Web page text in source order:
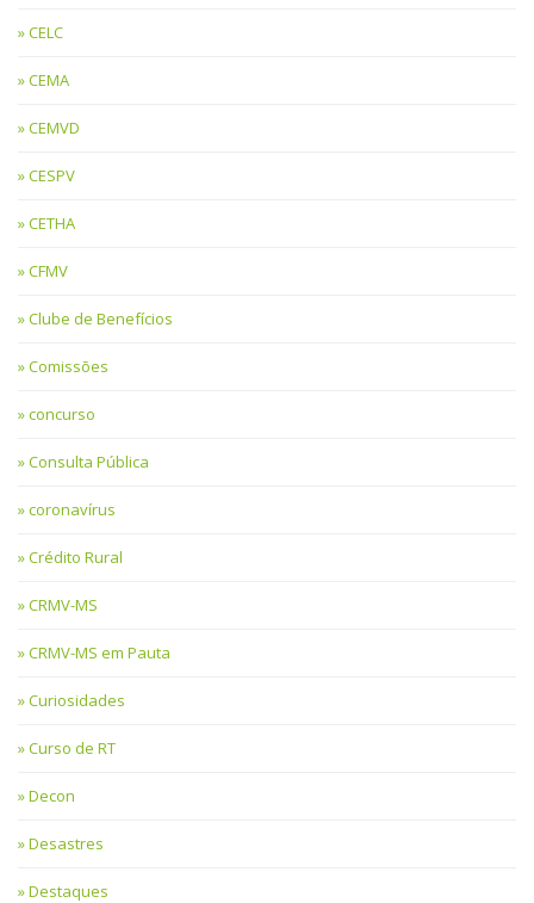
CELC
CEMA
CEMVD
CESPV
CETHA
CFMV
Clube de Benefícios
Comissões
concurso
Consulta Pública
coronavírus
Crédito Rural
CRMV-MS
CRMV-MS em Pauta
Curiosidades
Curso de RT
Decon
Desastres
Destaques